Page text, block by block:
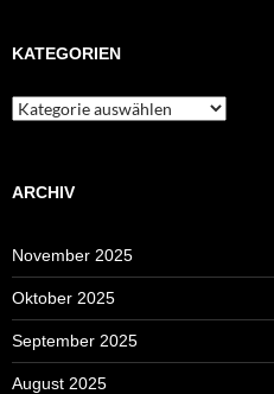
KATEGORIEN
Kategorien
ARCHIV
November 2025
Oktober 2025
September 2025
August 2025